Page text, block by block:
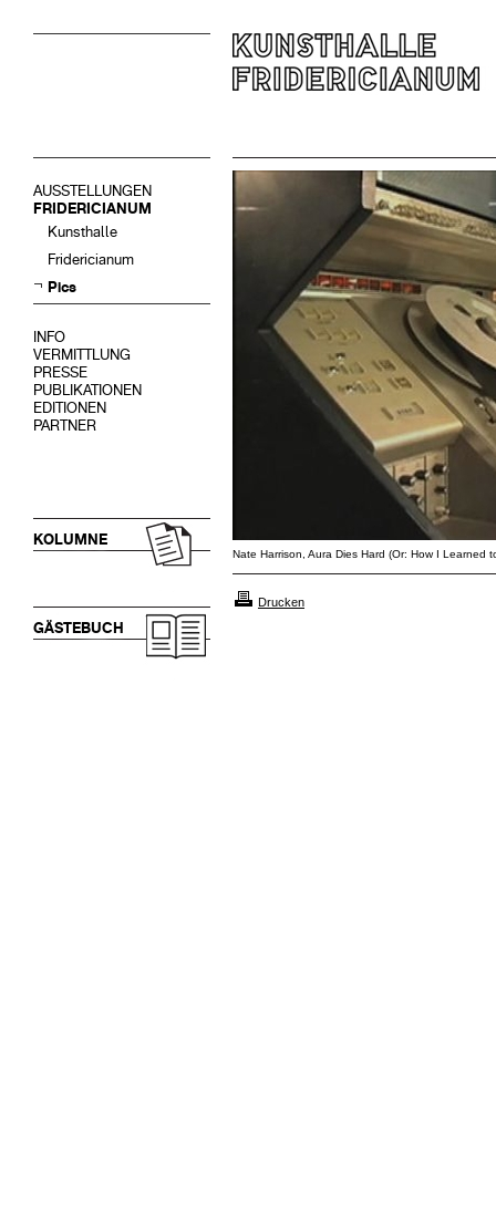
AUSSTELLUNGEN
FRIDERICIANUM
Kunsthalle
Fridericianum
Pics
INFO
VERMITTLUNG
PRESSE
PUBLIKATIONEN
EDITIONEN
PARTNER
KOLUMNE
GÄSTEBUCH
Nate Harrison, Aura Dies Hard (Or: How I Learned
Drucken